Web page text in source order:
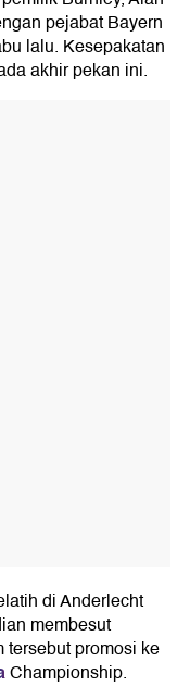
pejabat Bayern
lalu. Kesepakatan
akhir pekan ini.
di Anderlecht
membesut
promosi ke
Championship.